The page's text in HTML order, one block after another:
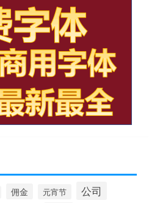
佣金 元宵节
公司